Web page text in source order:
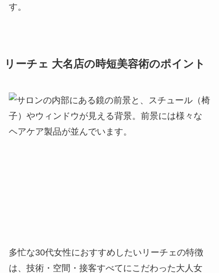
す。
リーチェ 大名店の時短美容術のポイント
多忙な30代女性におすすめしたいリーチェの特徴
は、技術・空間・接客すべてにこだわった大人女